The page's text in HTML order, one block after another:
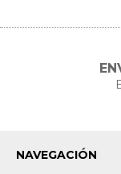
NAVEGACIÓN